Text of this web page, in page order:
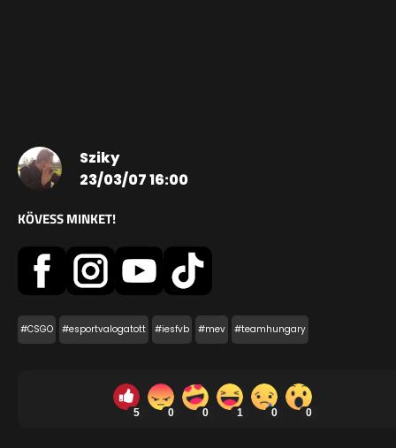
Sziky
23/03/07 16:00
KÖVESS MINKET!
#CSGO #esportvalogatott #iesfvb #mev #teamhungary
5 0 0 1 0 0